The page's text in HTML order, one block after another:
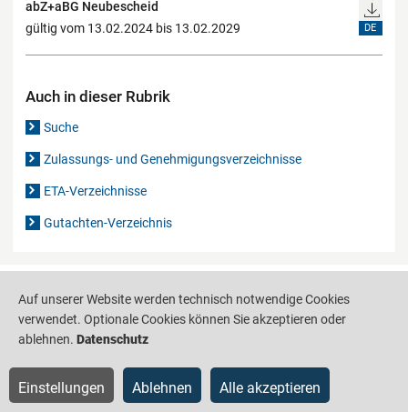
abZ+aBG Neubescheid
gültig vom 13.02.2024 bis 13.02.2029
DE
Auch in dieser Rubrik
Suche
Zulassungs- und Genehmigungsverzeichnisse
ETA-Verzeichnisse
Gutachten-Verzeichnis
Barrierefreiheit Datenschutz Impressum Sitemap
Auf unserer Website werden technisch notwendige Cookies
verwendet. Optionale Cookies können Sie akzeptieren oder
ablehnen. Datenschutz
Einstellungen Ablehnen Alle akzeptieren